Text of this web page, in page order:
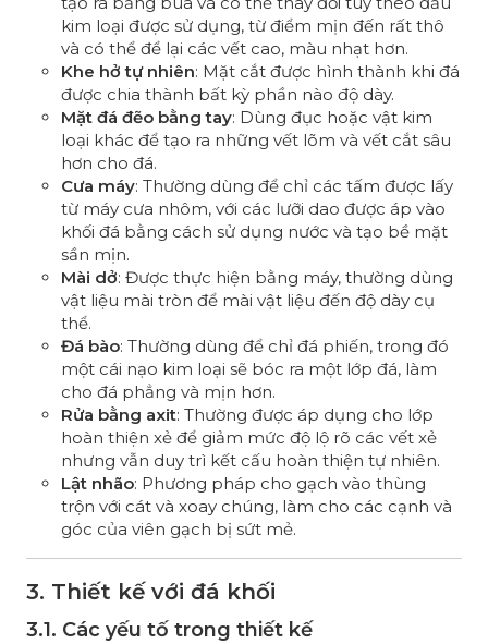
kim loại được sử dụng, từ điểm mịn đến rất thô
và có thể để lại các vết cao, màu nhạt hơn.
Khe hở tự nhiên: Mặt cắt được hình thành khi đá
được chia thành bất kỳ phần nào độ dày.
Mặt đá đẽo bằng tay: Dùng đục hoặc vật kim
loại khác để tạo ra những vết lõm và vết cắt sâu
hơn cho đá.
Cưa máy: Thường dùng để chỉ các tấm được lấy
từ máy cưa nhôm, với các lưỡi dao được áp vào
khối đá bằng cách sử dụng nước và tạo bề mặt
sần mịn.
Mài dở: Được thực hiện bằng máy, thường dùng
vật liệu mài tròn để mài vật liệu đến độ dày cụ
thể.
Đá bào: Thường dùng để chỉ đá phiến, trong đó
một cái nạo kim loại sẽ bóc ra một lớp đá, làm
cho đá phẳng và mịn hơn.
Rửa bằng axit: Thường được áp dụng cho lớp
hoàn thiện xẻ để giảm mức độ lộ rõ các vết xẻ
nhưng vẫn duy trì kết cấu hoàn thiện tự nhiên.
Lật nhão: Phương pháp cho gạch vào thùng
trộn với cát và xoay chúng, làm cho các cạnh và
góc của viên gạch bị sứt mẻ.
3. Thiết kế với đá khối
3.1. Các yếu tố trong thiết kế